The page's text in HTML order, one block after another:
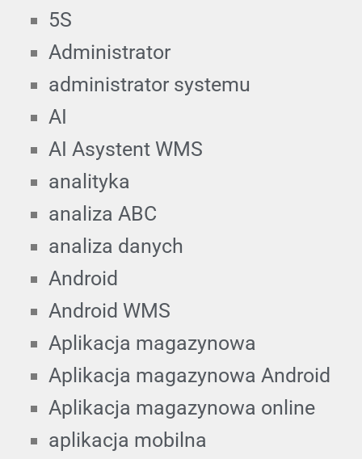
5S
Administrator
administrator systemu
AI
AI Asystent WMS
analityka
analiza ABC
analiza danych
Android
Android WMS
Aplikacja magazynowa
Aplikacja magazynowa Android
Aplikacja magazynowa online
aplikacja mobilna